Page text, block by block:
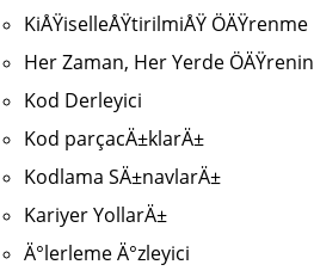
KiÅŸiselleÅŸtirilmiÅŸ ÖÄŸrenme
Her Zaman, Her Yerde ÖÄŸrenin
Kod Derleyici
Kod parçacÄ±klarÄ±
Kodlama SÄ±navlarÄ±
Kariyer YollarÄ±
Ä°lerleme Ä°zleyici